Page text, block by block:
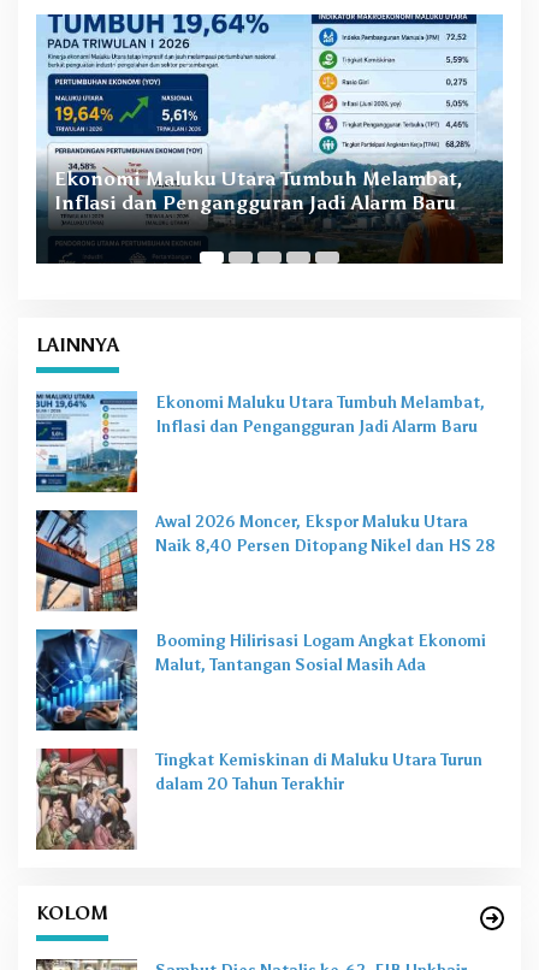
Awal 2026 Moncer, Ekspor Maluku Utara
Naik 8,40 Persen Ditopang Nikel dan HS 28
LAINNYA
Ekonomi Maluku Utara Tumbuh Melambat,
Inflasi dan Pengangguran Jadi Alarm Baru
Awal 2026 Moncer, Ekspor Maluku Utara
Naik 8,40 Persen Ditopang Nikel dan HS 28
Booming Hilirisasi Logam Angkat Ekonomi
Malut, Tantangan Sosial Masih Ada
Tingkat Kemiskinan di Maluku Utara Turun
dalam 20 Tahun Terakhir
KOLOM